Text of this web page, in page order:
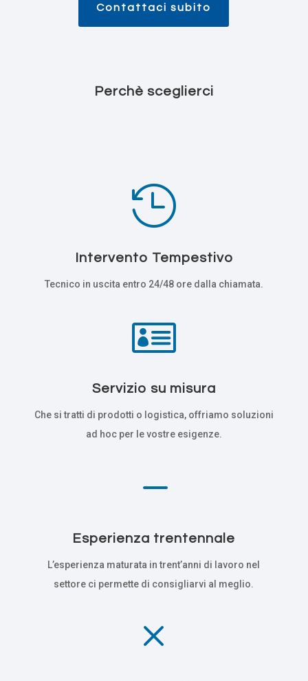
Contattaci subito
Perchè sceglierci

Intervento Tempestivo
Tecnico in uscita entro 24/48 ore dalla chiamata.

Servizio su misura
Che si tratti di prodotti o logistica, offriamo soluzioni
ad hoc per le vostre esigenze.
K
Esperienza trentennale
L’esperienza maturata in trent’anni di lavoro nel
settore ci permette di consigliarvi al meglio.
M